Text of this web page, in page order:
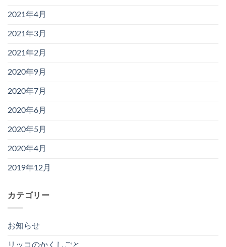
2021年4月
2021年3月
2021年2月
2020年9月
2020年7月
2020年6月
2020年5月
2020年4月
2019年12月
カテゴリー
お知らせ
リッコのかくしごと